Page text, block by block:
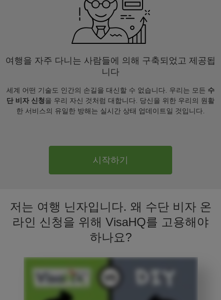
여행을 자주 다니는 사람들에 의해 구축되었고 제공됩
니다
세계 어떤 기술도 인간의 손길을 대신할 수 없습니다. 우리는 모든 수
단 비자 신청을 우리 자신 것처럼 대합니다. 당신을 위한 우리의 원활
한 서비스의 유일한 방해는 실시간 상태 업데이트일 것입니다.
시작하기
저는 여행 닌자입니다. 왜 수단 비자 온
라인 신청을 위해 VisaHQ를 고용해야
하나요?